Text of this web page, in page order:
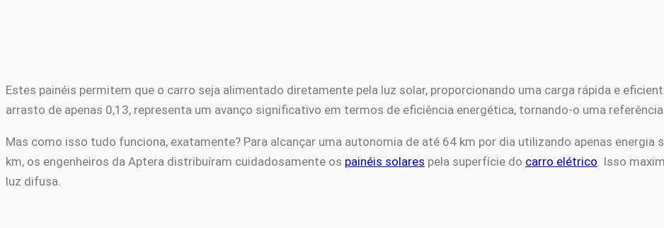
Estes painéis permitem que o carro seja alimentado diretamente pela luz solar, proporcionando uma carga rápida e
arrasto de apenas 0,13, representa um avanço significativo em termos de eficiência energética, tornando-o uma
Mas como isso tudo funciona, exatamente? Para alcançar uma autonomia de até 64 km por dia utilizando apenas
km, os engenheiros da Aptera distribuíram cuidadosamente os painéis solares pela superfície do carro elétrico . Isso
luz difusa.